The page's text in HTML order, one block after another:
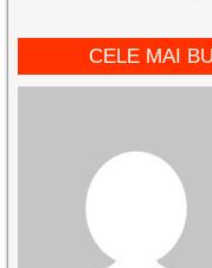
CELE MAI